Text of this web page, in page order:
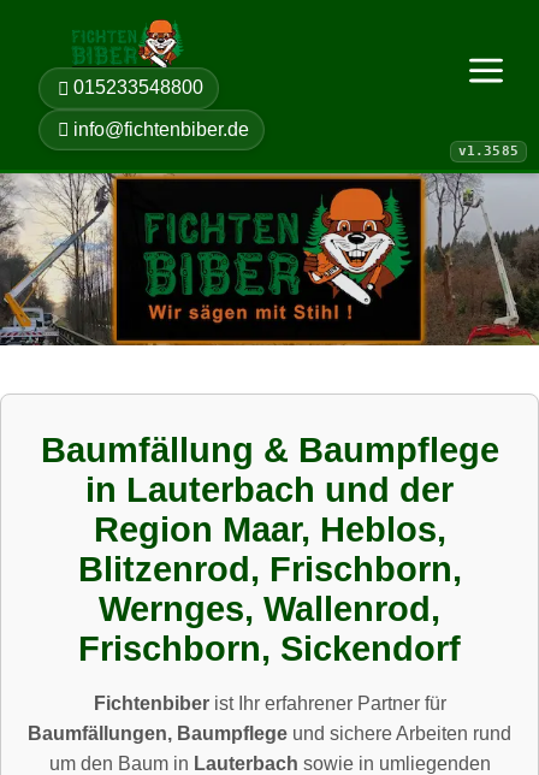
015233548800
info@fichtenbiber.de
Baumfällung & Baumpflege
in Lauterbach und der
Region Maar, Heblos,
Blitzenrod, Frischborn,
Wernges, Wallenrod,
Frischborn, Sickendorf
Fichtenbiberist Ihr erfahrener Partner für
Baumfällungen, Baumpflege und sichere Arbeiten rund
um den Baum in Lauterbach sowie in umliegenden